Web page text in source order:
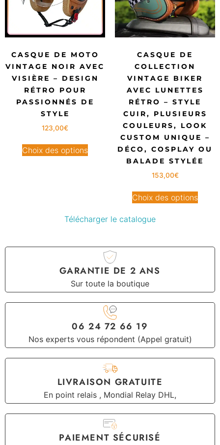
CASQUE DE MOTO
VINTAGE NOIR AVEC
VISIÈRE – DESIGN
RÉTRO POUR
PASSIONNÉS DE
STYLE
123,00€
Choix des options
CASQUE DE
COLLECTION
VINTAGE BIKER
AVEC LUNETTES
RÉTRO – STYLE
CUIR, PLUSIEURS
COULEURS, LOOK
CUSTOM UNIQUE –
DÉCO, COSPLAY OU
BALADE STYLÉE
153,00€
Choix des options
Télécharger le catalogue
GARANTIE DE 2 ANS
Sur toute la boutique
06 24 72 66 19
Nos experts vous répondent (Appel gratuit)
LIVRAISON GRATUITE
En point relais , Mondial Relay DHL,
PAIEMENT SÉCURISÉ